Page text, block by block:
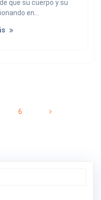
que su cuerpo y su
en…
Página
6